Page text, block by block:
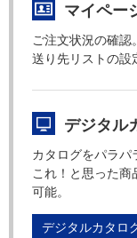
マイペー
ご注文状況の確認
送り先リストの設
デジタル
カタログをパラパ
これ！と思った商
可能。
デジタルカタロ